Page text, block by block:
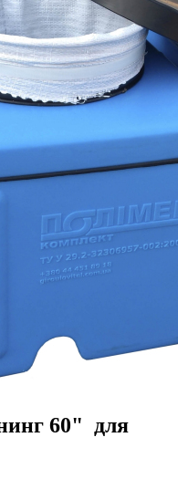
60" для